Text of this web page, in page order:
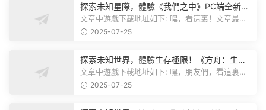
探索未知星際，體驗《我們之中》PC端全新版
本
文章中遊戲下載地址如下: 嘿，看這裏！文章最後
有個圖片，點一下就能加入我們遊...
2025-07-25
探索未知世界，體驗生存極限！《方舟：生存
飛升》v38.9中文版全新升級！
文章中遊戲下載地址如下: 嘿，朋友們，看這裏！
《方舟：生存飛升》這個遊戲超火...
2025-07-25